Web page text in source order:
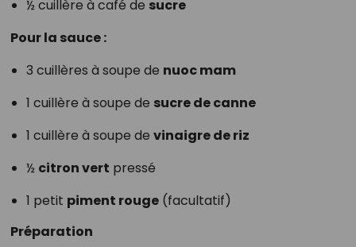
½ cuillère à café de sucre
Pour la sauce :
3 cuillères à soupe de nuoc mam
1 cuillère à soupe de sucre de canne
1 cuillère à soupe de vinaigre de riz
½ citron vert pressé
1 petit piment rouge(facultatif)
Préparation